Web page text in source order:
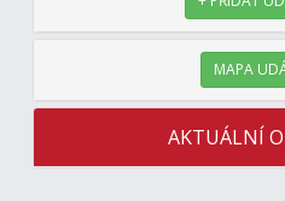
MAPA
AKTUÁLNÍ